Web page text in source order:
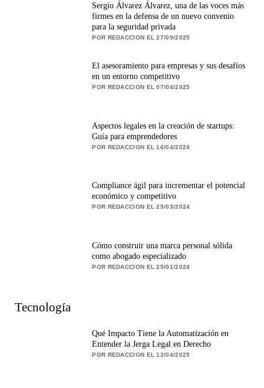
Sergio Álvarez Álvarez, una de las voces más
firmes en la defensa de un nuevo convenio
para la seguridad privada
POR REDACCION EL 27/09/2025
El asesoramiento para empresas y sus desafíos
en un entorno competitivo
POR REDACCION EL 07/04/2025
Aspectos legales en la creación de startups:
Guía para emprendedores
POR REDACCION EL 16/04/2024
Compliance ágil para incrementar el potencial
económico y competitivo
POR REDACCION EL 25/03/2024
Cómo construir una marca personal sólida
como abogado especializado
POR REDACCION EL 25/01/2024
Tecnología
Qué Impacto Tiene la Automatización en
Entender la Jerga Legal en Derecho
POR REDACCION EL 12/04/2025